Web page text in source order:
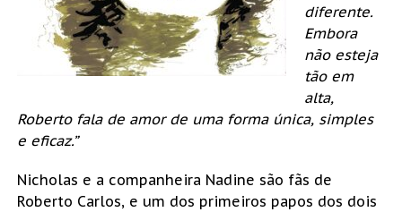
diferente.
Embora
não esteja
tão em
alta,
Roberto fala de amor de uma forma única, simples
e eficaz.”
Nicholas e a companheira Nadine são fãs de
Roberto Carlos, e um dos primeiros papos dos dois